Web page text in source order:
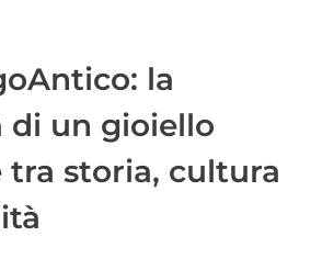
la
di un gioiello
tra storia, cultura